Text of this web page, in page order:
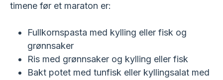
timene før et maraton er:
Fullkornspasta med kylling eller fisk og
grønnsaker
Ris med grønnsaker og kylling eller fisk
Bakt potet med tunfisk eller kyllingsalat med